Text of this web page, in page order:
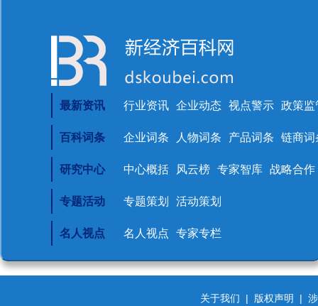
最新资讯 行业资讯 企业动态 视点警示 政策监
百科词条 企业词条 人物词条 产品词条 链商词
研究中心 中心概括 风云榜 专家智库 战略合作
专题活动 专题策划 活动策划
名人视点 名人视点 专家专栏
关于我们 | 版权声明 |